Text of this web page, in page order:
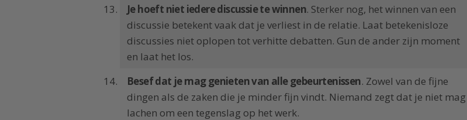
Je hoeft niet iedere discussie te winnen. Sterker nog, het winnen van een
discussie betekent vaak dat je verliest in de relatie. Laat betekenisloze
discussies niet oplopen tot verhitte debatten. Gun de ander zijn moment
en laat het los.
Besef dat je mag genieten van alle gebeurtenissen. Zowel van de fijne
dingen als de zaken die je minder fijn vindt. Niemand zegt dat je niet mag
lachen om een tegenslag op het werk.